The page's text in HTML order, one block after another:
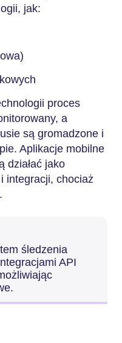
jak:
proces
a
są gromadzone i
Aplikacje mobilne
działać jako
integracji, chociaż
śledzenia
API